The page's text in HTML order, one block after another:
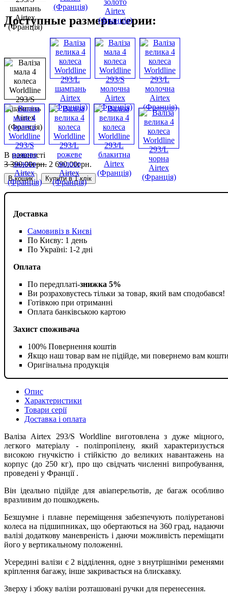
Доставка
Самовивіз в Києві
По Києву: 1 день
По Україні: 1-2 дні
Оплата
По передплаті-знижка 5%
Ви розраховуєтесь тільки за товар, який вам сподобався!
Готівкою при отриманні
Оплата банківською картою
Захист споживача
100% Повернення коштів
Якщо наш товар вам не підійде, ми повернемо вам
Оригінальна продукція
Доступные размеры серии:
В наявності
3 390,00грн. 2 690,00грн.
В кошик Купити в 1 клік
Опис
Характеристики
Товари серії
Доставка і оплата
Валіза Airtex 293/S Worldline виготовлена з дуже міцного,
легкого матеріалу - поліпропілену, який характеризується
високою гнучкістю і стійкістю до великих навантажень на
корпус (до 250 кг), про що свідчать численні випробування,
проведені у Франції .
Він ідеально підійде для авіаперельотів, де багаж особливо
вразливим до пошкоджень.
Безшумне і плавне переміщення забезпечують поліуретанові
колеса на підшипниках, що обертаються на 360 град, надаючи
валізі додаткову маневреність і даючи можливість переміщати
його у вертикальному положенні.
Усередині валізи є 2 відділення, одне з внутрішніми ременями
кріплення багажу, інше закривається на блискавку.
Зверху і збоку валізи розташовані ручки для перенесення.